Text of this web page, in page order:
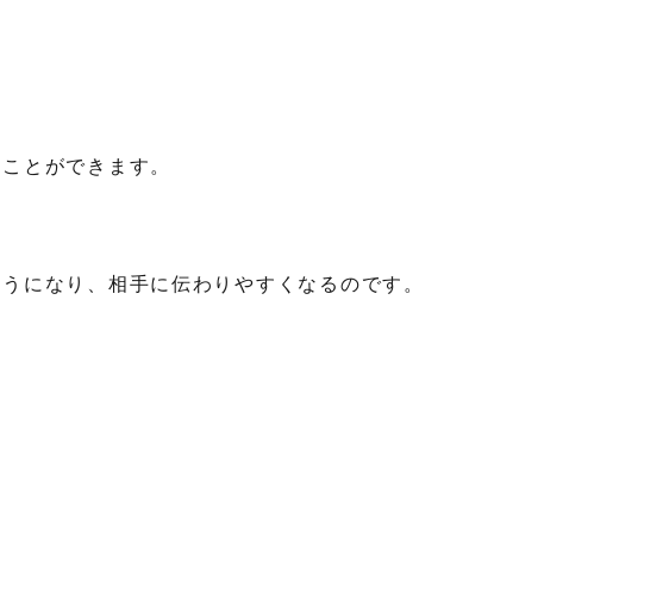
とができます。
になり、相手に伝わりやすくなるのです。